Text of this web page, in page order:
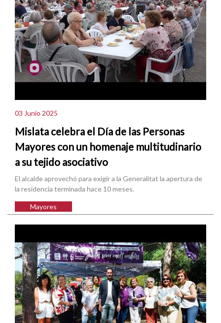
03 Junio 2025
Mislata celebra el Día de las Personas
Mayores con un homenaje multitudinario
a su tejido asociativo
El alcalde aprovechó para exigir a la Generalitat la apertura de
la residencia terminada hace 10 meses.
Mayores